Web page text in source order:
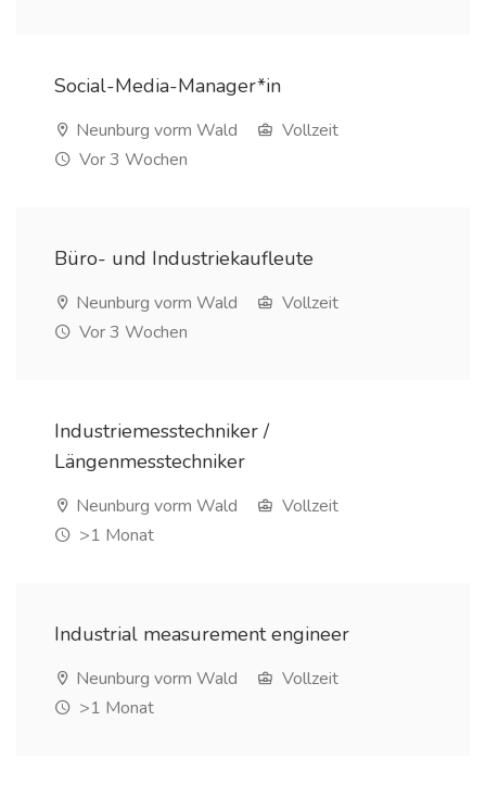
Social-Media-Manager*in
Neunburg vorm Wald
Vollzeit
Vor 3 Wochen
Büro- und Industriekaufleute
Neunburg vorm Wald
Vollzeit
Vor 3 Wochen
Industriemesstechniker /
Längenmesstechniker
Neunburg vorm Wald
Vollzeit
>1 Monat
Industrial measurement engineer
Neunburg vorm Wald
Vollzeit
>1 Monat